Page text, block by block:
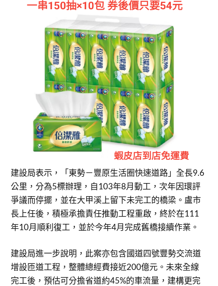
建設局表示，「東勢－豐原生活圈快速道路」全長9.6
公里，分為5標辦理，自103年8月動工，次年因環評
爭議而停擺，並在大甲溪上留下未完工的橋梁。盧市
長上任後，積極承擔責任推動工程重啟，終於在111
年10月順利復工，並於今年4月完成舊橋接續作業。
建設局進一步說明，此案亦包含國道四號豐勢交流道
增設匝道工程，整體總經費接近200億元。未來全線
完工後，預估可分擔省道約45%的車流量，建構更完